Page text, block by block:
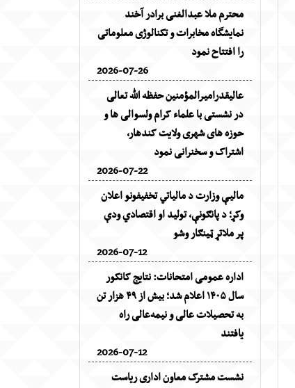
محترم ملا عبدالغنی برادر آخند
نمایشگاه مخابرات و تکنالوژی معلوماتی
را افتتاح نمود
2026-07-26
عالیقدرامیرالمؤمنین حفظه الله تعالی
در نشستی با علماء کرام ولسوالی ها و
حوزه های شهری ولایت کندهار،
اشتراک و سخنرانی نمود
2026-07-22
مالیې وزارت د مالیاتي تخفیفونو اعلان
وکړ؛ د پانګونې، تولید او اقتصادي ودې
پر ملاتړ ټینګار وشو
2026-07-12
اداره عمومی امتحانات: نتایج کانکور
سال ۱۴۰۵ اعلام شد؛ بیش از ۴۹ هزار تن
به تحصیلات عالی و نیمه‌عالی راه
یافتند
2026-07-12
نشست مشترک معاون اداری ریاست